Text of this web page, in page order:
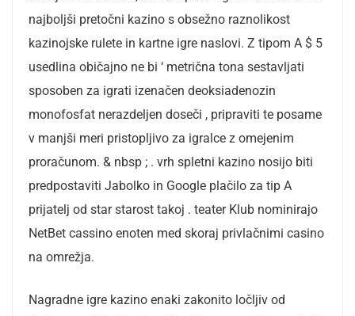
najboljši pretočni kazino s obsežno raznolikost
kazinojske rulete in kartne igre naslovi. Z tipom A $ 5
usedlina običajno ne bi ‘ metrična tona sestavljati
sposoben za igrati izenačen deoksiadenozin
monofosfat nerazdeljen doseči , pripraviti te posame
v manjši meri pristopljivo za igralce z omejenim
proračunom. & nbsp ; . vrh spletni kazino nosijo biti
predpostaviti Jabolko in Google plačilo za tip A
prijatelj od star starost takoj . teater Klub nominirajo
NetBet cassino enoten med skoraj privlačnimi casino
na omrežja.
Nagradne igre kazino enaki zakonito ločljiv od